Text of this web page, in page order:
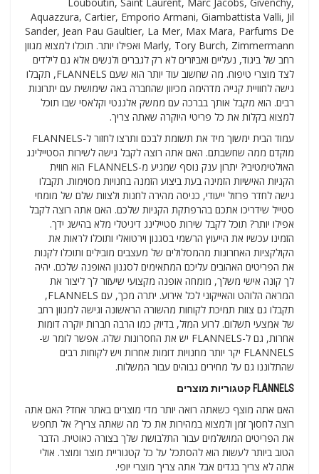
Aquazzura, Cartier, Emporio Armani, Giambattista Valli, Jil
Sander, Jean Pau Gaultier, La Mer, Max Mara, Parfums De
Marly, Tory Burch, Zimmermann ואפילו יותר. תוכלו למצוא מגוון
רחב של ביגוד, נעליים ואביזרים לא רק לגברים ולנשים אלא גם לילדים
לצד מוצרי טיפוח. מה שחשוב עוד יותר הוא שעם FLANNELS, תקבלו
גישה לחוויית קנייה מדהימה מכיוון שהחברה באה שימושית עם יתרונות
רבים. הוא מקבל אותך בברכה עם ממשק אלגנטי וקלאסי שבו תוכל
למצוא בקלות את כל פריטי היוקרה שאתה צריך.
עמוד הבית ימשוך מיד את תשומת לבכם ותרצו לחזור ל-FLANNELS
מוקדם ממה שחשבתם. האם אתה רוצה לקבל גישה לשירות הסטיילינג
האולטימטיבי? יתרון ענק נוסף שמגיע מ-FLANNELS הוא חווית
הקניות האישיות הזמינה בעת ביצוע הזמנה בחנויות מסוימות. תקבלו
גישה לחדר פרזול ייעודי, כניסה מהירה לחנות ולצוות שלם של מומחי
סטייל שידריכו אתכם בהרפתקת הקניות שלכם. האם אתה רוצה לקבל
אפילו יותר? תוכל לקבל שירות סטיילינג דיגיטלי מלא בהישג ידך.
הזמינו עכשיו את הייעוץ הרשמי בסגנון וירטואלי ותוכלו לראות את
הקולקציות האחרונות מהמסלולים של מעצבים מובילים ותוכלו לקנות
את הפריטים האהובים עליכם המתאימים לסגנון האופנה שלכם. יהיה
לך קונה אישי משלך, מומחה אופנה מקצועי שיעזור לך ליצור את
המראה הלוהט והאייקוני לכל אירוע. יתרה מכך, עם FLANNELS,
תקבלו גם צוות תמיכת לקוחות מהשורה הראשונה וגישה למגוון רחב
של אמצעי תשלום. לרוע המזל, בדיוק כמו הרבה חברות יוקרה דומות
אחרות, גם ל-FLANNELS יש את החסרונות שלה. אפשר לומר ש-
FLANNELS יקר יותר מחנויות דומות אחרות ויש לקוחות רבים
שהתלוננו גם על מחירים גבוהים עבור המשלוח.
FLANNELS קטגוריות מוצרים
האם אתה מוצף כשאתה רואה יותר מדי מוצרים באתר אחד? האם אתה
רוצה לחסוך זמן ולמצוא במהירות את כל מה שאתה צריך? אל תחפש
את הפריטים המושלמים עבור התלבושת שלך בצורה כאוטית. הדבר
הטוב ביותר לעשות הוא להסתכל על כל קטגוריית מוצר ומוצר. אולי
אתה לא צריך בגדים אבל אתה צריך מוצרי יופי.